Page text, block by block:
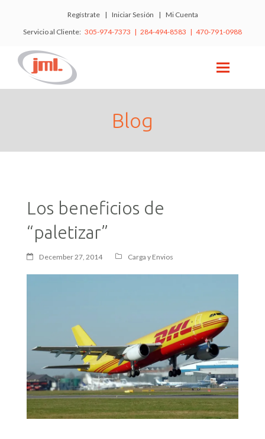
Regístrate| Iniciar Sesión | Mi Cuenta
Servicio al Cliente: 305-974-7373 | 284-494-8583 | 470-791-0988
Blog
Los beneficios de
“paletizar”
December 27, 2014 Carga y Envios